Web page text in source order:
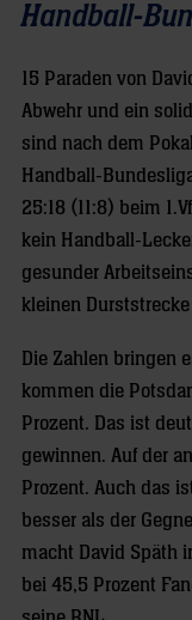
Handball-
15 Paraden von
Abwehr und ein
sind nach dem
Handball-
25:18 (11:8) beim
kein Handball-
gesunder
kleinen
Die Zahlen bringen
kommen die
Prozent. Das ist
gewinnen. Auf der
Prozent. Auch das
besser als der
macht David Späth
bei 45,5 Prozent